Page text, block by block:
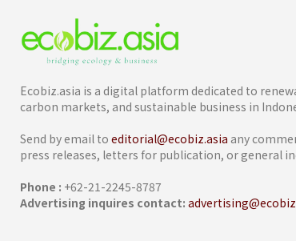
Ecobiz.asia is a digital platform dedicated to
carbon markets, and sustainable business in
Send by email to editorial@ecobiz.asia any
press releases, letters for publication, or general
Phone : +62-21-2245-8787
Advertising inquires contact: